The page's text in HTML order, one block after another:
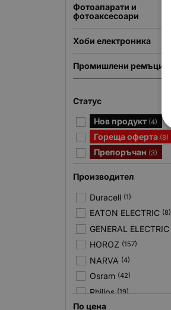
Фотоапарати и
фотоаксесоари
Хоби електроника
Промишлени ремъци
Статус
Нов продукт (4)
Гореща оферта (8)
Препоръчан (3)
Производител
Duracell (1)
EATON ELECTRIC (8)
GENERAL ELECTRIC
HOROZ (157)
NARVA (4)
Osram (42)
Philips (19)
Siemens AG
По цена